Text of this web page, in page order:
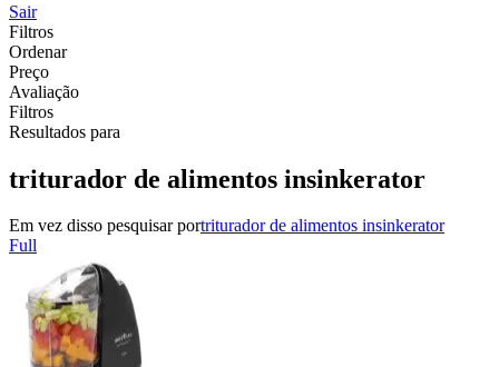
Sair
Filtros
Ordenar
Preço
Avaliação
Filtros
Resultados para
triturador de alimentos insinkerator
Em vez disso pesquisar portriturador de alimentos insinkerator
Full